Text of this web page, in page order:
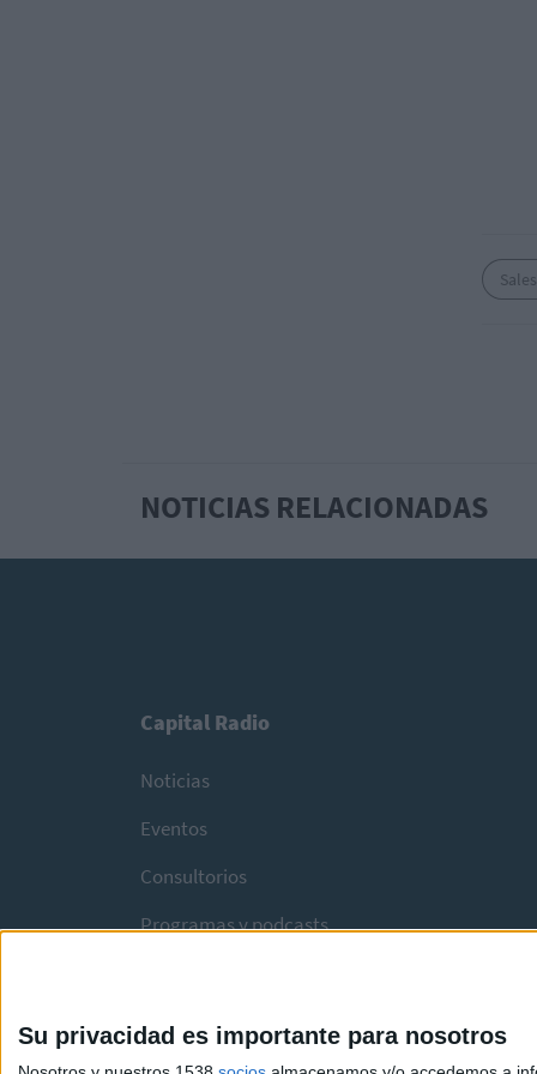
Su privacidad es importante para nosotros
NOTICIAS RELACIONADAS
Capital Radio
Noticias
Eventos
Consultorios
Programas y podcasts